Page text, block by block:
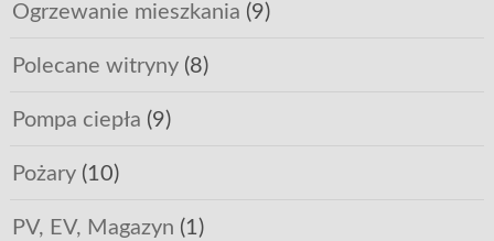
Ogrzewanie mieszkania (9)
Polecane witryny(8)
Pompa ciepła (9)
Pożary(10)
PV, EV, Magazyn (1)